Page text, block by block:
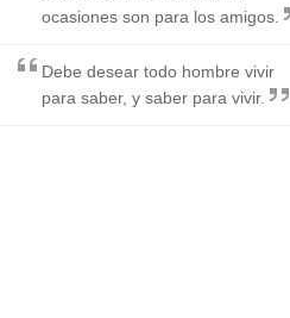
ocasiones son para los amigos.
Debe desear todo hombre vivir
para saber, y saber para vivir.